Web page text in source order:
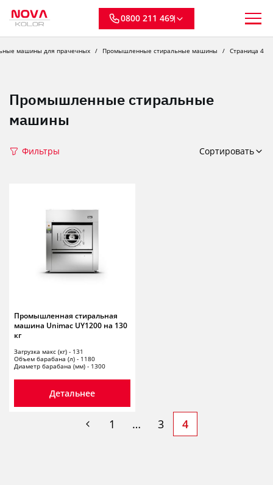
0800 211 469
машины для прачечных Промышленные стиральные машины Страница 4
Промышленные стиральные
машины
Фильтры Сортировать
Промышленная стиральная
машина Unimac UY1200 на 130
кг
Загрузка макс (кг) - 131
Объем барабана (л) - 1180
Диаметр барабана (мм) - 1300
Детальнее
1 … 3 4